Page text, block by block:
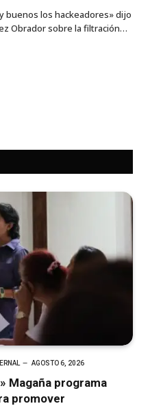
buenos los hackeadores» dijo
Obrador sobre la filtración…
AGOSTO 6, 2026
Magaña programa
promover